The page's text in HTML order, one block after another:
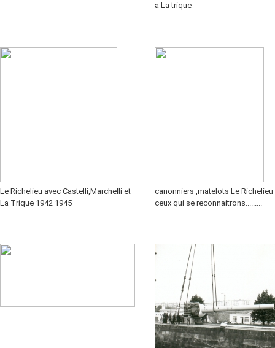
a La trique
Le Richelieu avec Castelli,Marchelli et
La Trique 1942 1945
canonniers ,matelots Le Richelieu
ceux qui se reconnaitrons.........